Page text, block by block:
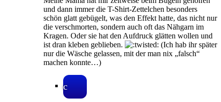
und dann immer die T-Shirt-Zettelchen besonders
schön glatt gebügelt, was den Effekt hatte, das nicht nur
die verschmorten, sondern auch oft das Nähgarn im
Kragen. Oder sie hat den Aufdruck glätten wollen und
ist dran kleben geblieben.
(Ich hab ihr später
nur die Wäsche gelassen, mit der man nix „falsch“
machen konnte…)
c